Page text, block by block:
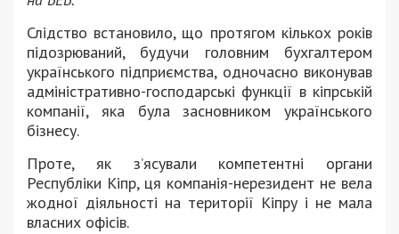
Слідство встановило, що протягом кількох років
підозрюваний, будучи головним бухгалтером
українського підприємства, одночасно виконував
адміністративно-господарські функції в кіпрській
компанії, яка була засновником українського
бізнесу.
Проте, як з’ясували компетентні органи
Республіки Кіпр, ця компанія-нерезидент не вела
жодної діяльності на території Кіпру і не мала
власних офісів.